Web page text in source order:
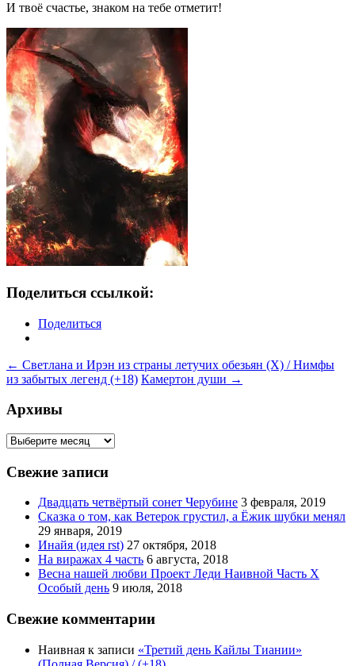
И твоё счастье, знаком на тебе отметит!
Поделиться ссылкой:
Поделиться
Навигация
по
записям
← Светлана и Ирэн из страны летучих обезьян (Х) / Нимфы
из забытых легенд (+18) Камертон души →
Архивы
Архивы
Свежие записи
Двадцать четвёртый сонет Черубине 3 февраля, 2019
Сказка о том, как Ветерок грустил, а Ёжик шубки менял
29 января, 2019
Инайя (идея rst) 27 октября, 2018
На виражах 4 часть 6 августа, 2018
Весна нашей любви Проект Леди Наивной Часть Х
Особый день 9 июля, 2018
Свежие комментарии
Наивная к записи «Третий день Кайлы Тиании»